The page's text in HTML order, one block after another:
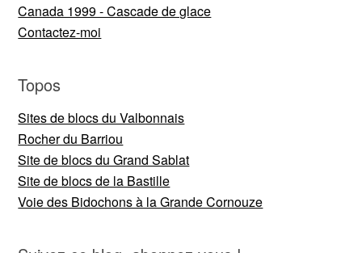
Canada 1999 - Cascade de glace
Contactez-moi
Topos
Sites de blocs du Valbonnais
Rocher du Barriou
Site de blocs du Grand Sablat
Site de blocs de la Bastille
Voie des Bidochons à la Grande Cornouze